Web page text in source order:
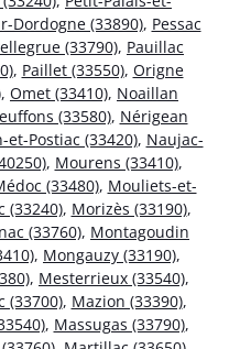
Dordogne (33890), Pessac
(33790), Pauillac
, Paillet (33550), Origne
, Omet (33410), Noaillan
(33580), Nérigean
et-Postiac (33420), Naujac-
, Mourens (33410),
(33480), Mouliets-et-
(33240), Morizès (33190),
(33760), Montagoudin
, Mongauzy (33190),
, Mesterrieux (33540),
(33700), Mazion (33390),
, Massugas (33790),